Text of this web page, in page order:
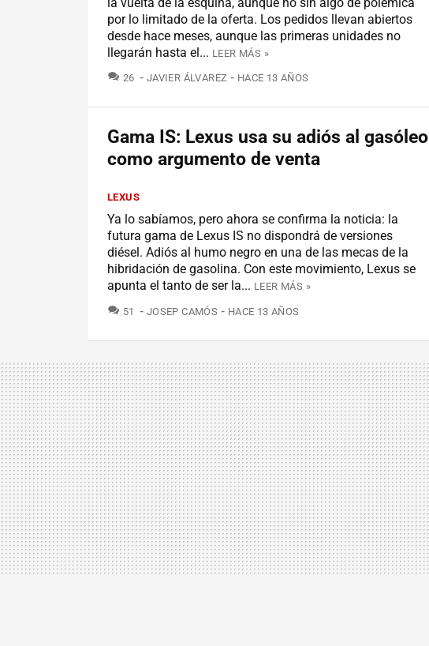
por lo limitado de la oferta. Los pedidos llevan abiertos
desde hace meses, aunque las primeras unidades no
llegarán hasta el... LEER MÁS »
26 COMENTARIOS
JAVIER ÁLVAREZ HACE 13 AÑOS
Gama IS: Lexus usa su adiós al gasóleo
como argumento de venta
LEXUS
Ya lo sabíamos, pero ahora se confirma la noticia: la
futura gama de Lexus IS no dispondrá de versiones
diésel. Adiós al humo negro en una de las mecas de la
hibridación de gasolina. Con este movimiento, Lexus se
apunta el tanto de ser la... LEER MÁS »
51 COMENTARIOS
JOSEP CAMÓS HACE 13 AÑOS